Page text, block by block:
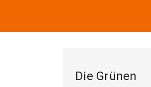
Die Grünen